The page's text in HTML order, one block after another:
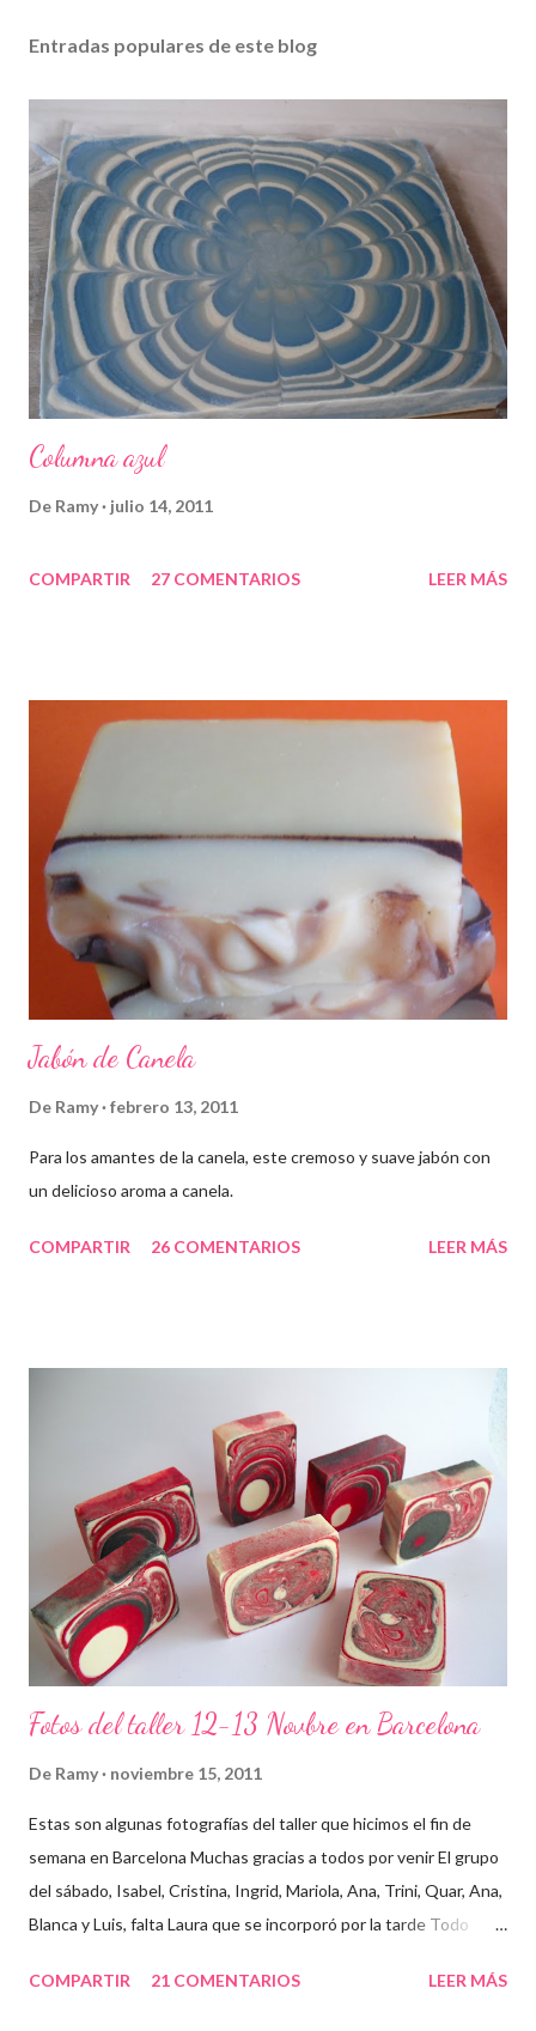
Entradas populares de este blog
Columna azul
De Ramy julio 14, 2011
COMPARTIR 27 COMENTARIOS LEER MÁS
Jabón de Canela
De Ramy febrero 13, 2011
Para los amantes de la canela, este cremoso y suave jabón con
un delicioso aroma a canela.
COMPARTIR 26 COMENTARIOS LEER MÁS
Fotos del taller 12-13 Novbre en Barcelona
De Ramy noviembre 15, 2011
Estas son algunas fotografías del taller que hicimos el fin de
semana en Barcelona Muchas gracias a todos por venir El grupo
del sábado, Isabel, Cristina, Ingrid, Mariola, Ana, Trini, Quar, Ana,
Blanca y Luis, falta Laura que se incorporó por la tarde Todo
primero un poco de teórica para tener claro lo que tenemos que
COMPARTIR 21 COMENTARIOS LEER MÁS